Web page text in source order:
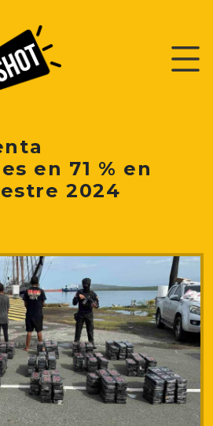
en 71 % en
2024